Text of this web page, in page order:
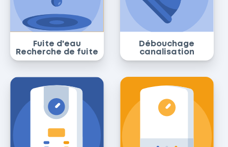
Fuite d'eau
Recherche de fuite
Débouchage
canalisation